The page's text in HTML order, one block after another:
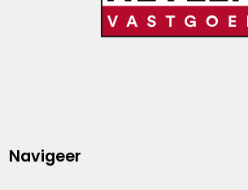
Navigeer